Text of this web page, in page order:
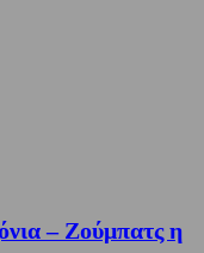
– Ζούμπατς η